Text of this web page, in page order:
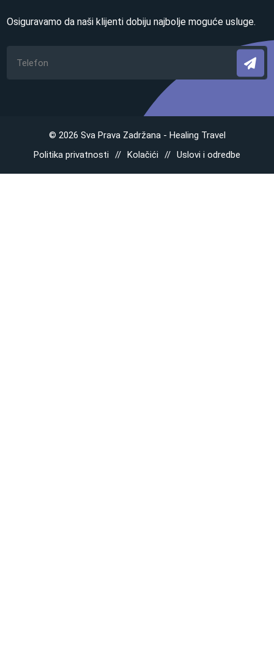
Osiguravamo da naši klijenti dobiju najbolje moguće usluge.
© 2026 Sva Prava Zadržana - Healing Travel
Politika privatnosti
Kolačići Uslovi i odredbe